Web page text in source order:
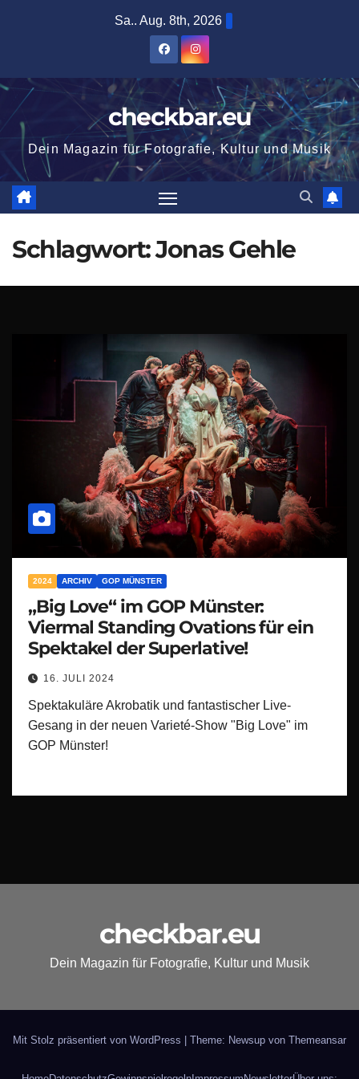
Sa.. Aug. 8th, 2026
checkbar.eu
Dein Magazin für Fotografie, Kultur und Musik
Schlagwort:Jonas Gehle
2024 ARCHIV GOP MÜNSTER
„Big Love“ im GOP Münster:
Viermal Standing Ovations für ein
Spektakel der Superlative!
16. JULI 2024
Spektakuläre Akrobatik und fantastischer Live-
Gesang in der neuen Varieté-Show "Big Love" im
GOP Münster!
checkbar.eu
Dein Magazin für Fotografie, Kultur und Musik
Mit Stolz präsentiert von WordPress Theme: Newsup von Themeansar